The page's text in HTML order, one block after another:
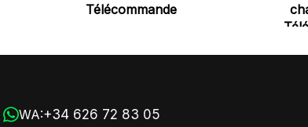
Télécommande
WA:+34 626 72 83 05